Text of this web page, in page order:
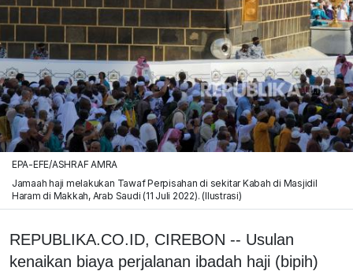
EPA-EFE/ASHRAF AMRA
Jamaah haji melakukan Tawaf Perpisahan di sekitar Kabah di Masjidil
Haram di Makkah, Arab Saudi (11 Juli 2022). (Ilustrasi)
REPUBLIKA.CO.ID, CIREBON -- Usulan
kenaikan biaya perjalanan ibadah haji (bipih)